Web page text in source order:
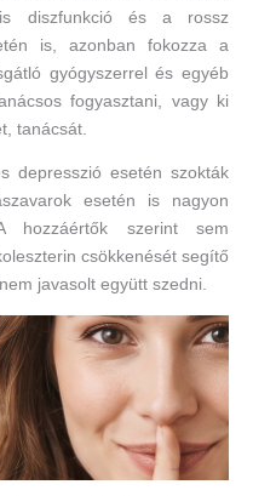
diszfunkció és a rossz
is, azonban fokozza a
gyógyszerrel és egyéb
fogyasztani, vagy ki
tanácsát.
depresszió esetén szokták
esetén is nagyon
hozzáértők szerint sem
csökkenését segítő
javasolt együtt szedni.